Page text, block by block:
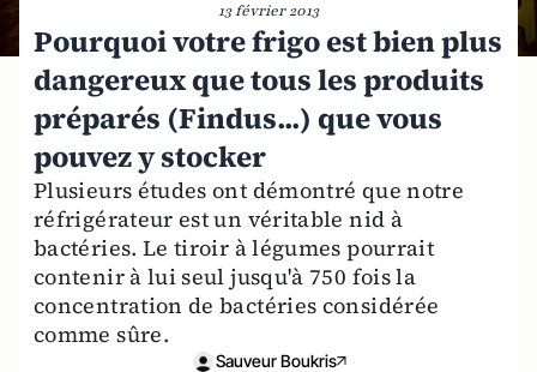
13 février 2013
Pourquoi votre frigo est bien plus
dangereux que tous les produits
préparés (Findus...) que vous
pouvez y stocker
Plusieurs études ont démontré que notre
réfrigérateur est un véritable nid à
bactéries. Le tiroir à légumes pourrait
contenir à lui seul jusqu'à 750 fois la
concentration de bactéries considérée
comme sûre.
Sauveur Boukris